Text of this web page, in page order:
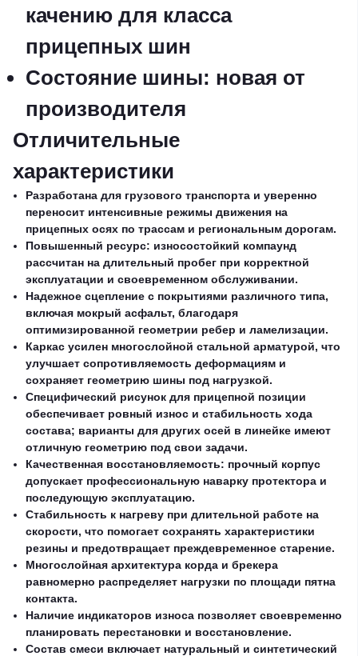
качению для класса
прицепных шин
Состояние шины: новая от
производителя
Отличительные
характеристики
Разработана для грузового транспорта и уверенно
переносит интенсивные режимы движения на
прицепных осях по трассам и региональным дорогам.
Повышенный ресурс: износостойкий компаунд
рассчитан на длительный пробег при корректной
эксплуатации и своевременном обслуживании.
Надежное сцепление с покрытиями различного типа,
включая мокрый асфальт, благодаря
оптимизированной геометрии ребер и ламелизации.
Каркас усилен многослойной стальной арматурой, что
улучшает сопротивляемость деформациям и
сохраняет геометрию шины под нагрузкой.
Специфический рисунок для прицепной позиции
обеспечивает ровный износ и стабильность хода
состава; варианты для других осей в линейке имеют
отличную геометрию под свои задачи.
Качественная восстановляемость: прочный корпус
допускает профессиональную наварку протектора и
последующую эксплуатацию.
Стабильность к нагреву при длительной работе на
скорости, что помогает сохранять характеристики
резины и предотвращает преждевременное старение.
Многослойная архитектура корда и брекера
равномерно распределяет нагрузки по площади пятна
контакта.
Наличие индикаторов износа позволяет своевременно
планировать перестановки и восстановление.
Состав смеси включает натуральный и синтетический